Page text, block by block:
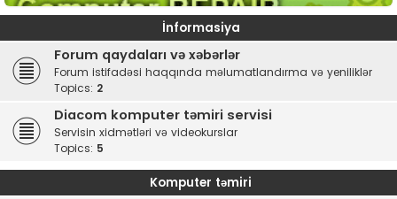
İnformasiya
Forum qaydaları və xəbərlər
Forum istifadəsi haqqında məlumatlandırma və yeniliklər
Topics: 2
Diacom komputer təmiri servisi
Servisin xidmətləri və videokurslar
Topics: 5
Komputer təmiri